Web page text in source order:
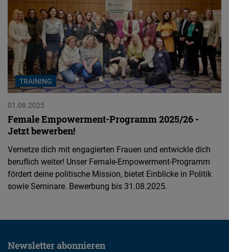
TRAINING
01.08.2025
Female Empowerment-Programm 2025/26 -
Jetzt bewerben!
Vernetze dich mit engagierten Frauen und entwickle dich
beruflich weiter! Unser Female-Empowerment-Programm
fördert deine politische Mission, bietet Einblicke in Politik
sowie Seminare. Bewerbung bis 31.08.2025.
Newsletter abonnieren